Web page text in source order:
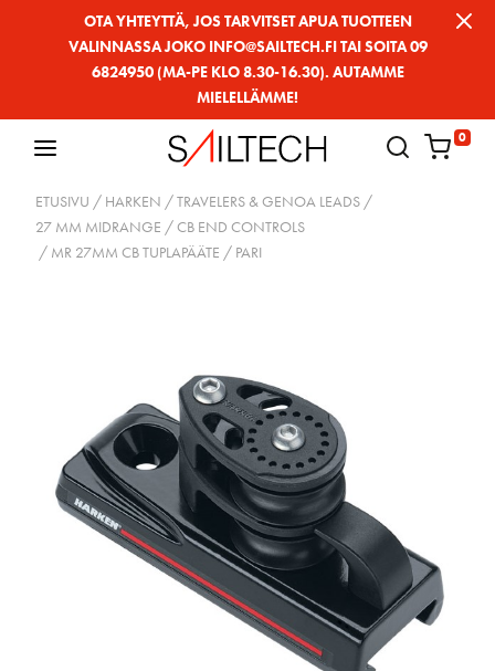
OTA YHTEYTTÄ, JOS TARVITSET APUA TUOTTEEN
VALINNASSA JOKO INFO@SAILTECH.FI TAI SOITA 09
6824950 (MA-PE KLO 8.30-16.30). AUTAMME
MIELELLÄMME!
0
ETUSIVU / HARKEN /TRAVELERS & GENOA LEADS /
27 MM MIDRANGE /CB END CONTROLS
/ MR 27MM CB TUPLAPÄÄTE / PARI